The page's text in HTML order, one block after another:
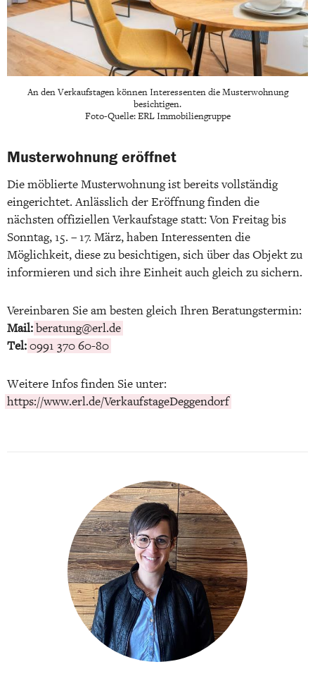
An den Verkaufstagen können Interessenten die Musterwohnung
besichtigen.
Foto-Quelle: ERL Immobiliengruppe
Musterwohnung eröffnet
Die möblierte Musterwohnung ist bereits vollständig
eingerichtet. Anlässlich der Eröffnung finden die
nächsten offiziellen Verkaufstage statt: Von Freitag bis
Sonntag, 15. – 17. März, haben Interessenten die
Möglichkeit, diese zu besichtigen, sich über das Objekt zu
informieren und sich ihre Einheit auch gleich zu sichern.
Vereinbaren Sie am besten gleich Ihren Beratungstermin:
Mail:beratung@erl.de
Tel:0991 370 60-80
Weitere Infos finden Sie unter:
https://www.erl.de/VerkaufstageDeggendorf